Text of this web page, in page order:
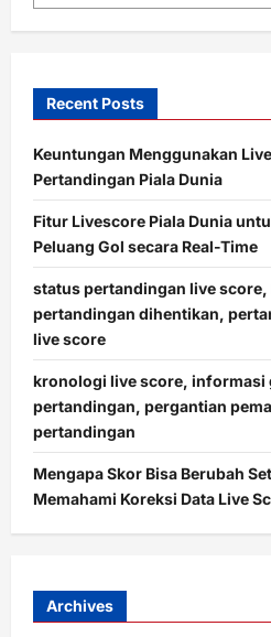
Recent Posts
Keuntungan Menggunakan
Pertandingan Piala Dunia
Fitur Livescore Piala Dunia
Peluang Gol secara Real-Time
status pertandingan live score,
pertandingan dihentikan,
live score
kronologi live score, informasi
pertandingan, pergantian
pertandingan
Mengapa Skor Bisa Berubah
Memahami Koreksi Data Live
Archives